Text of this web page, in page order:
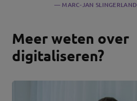
MARC-JAN SLINGERLAND
Meer weten over
digitaliseren?